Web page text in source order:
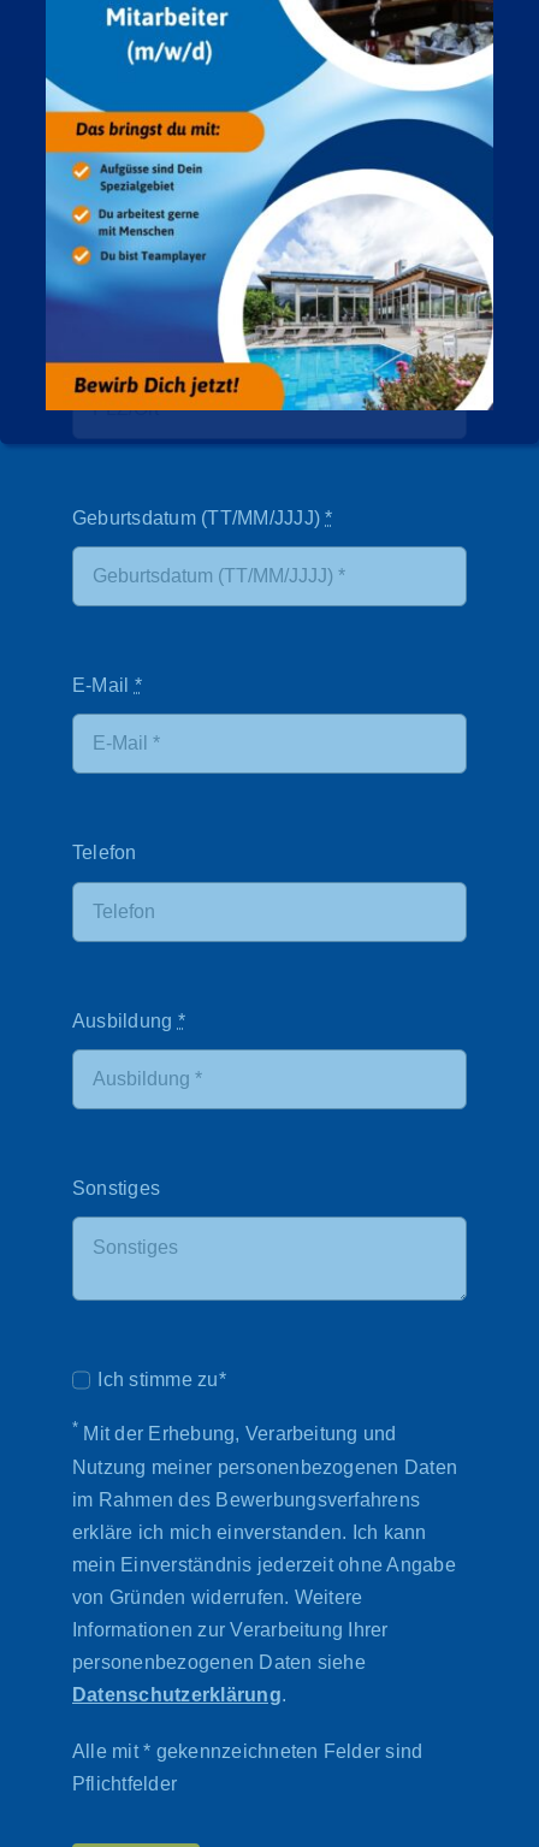
Nachname*
Adresse
Geburtsdatum (TT/MM/JJJJ)*
E-Mail *
Telefon
Ausbildung *
Sonstiges
Ich stimme zu*
* Mit der Erhebung, Verarbeitung und
Nutzung meiner personenbezogenen Daten
im Rahmen des Bewerbungsverfahrens
erkläre ich mich einverstanden. Ich kann
mein Einverständnis jederzeit ohne Angabe
von Gründen widerrufen. Weitere
Informationen zur Verarbeitung Ihrer
personenbezogenen Daten siehe
Datenschutzerklärung.
Alle mit * gekennzeichneten Felder sind
Pflichtfelder